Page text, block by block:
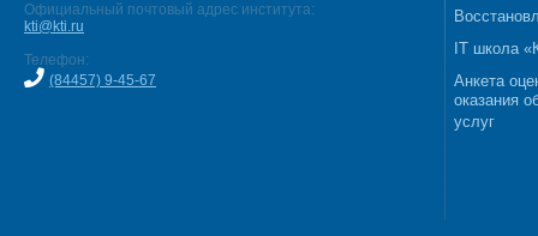
Официальный почтовый адрес института:
kti@kti.ru
Телефон:
(84457) 9-45-67
IT школа
Анкета
оказания
услуг